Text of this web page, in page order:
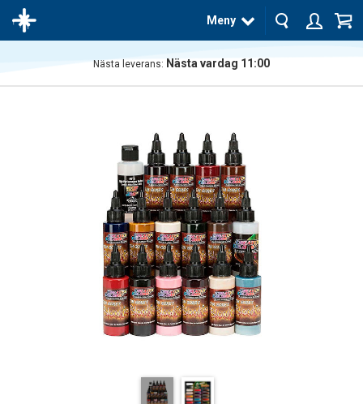
Meny
Nästa leverans: Nästa vardag 11:00